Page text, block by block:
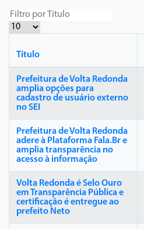
Título
Prefeitura de Volta Redonda
amplia opções para
cadastro de usuário externo
no SEI
Prefeitura de Volta Redonda
adere à Plataforma Fala.Br e
amplia transparência no
acesso à informação
Volta Redonda é Selo Ouro
em Transparência Pública e
certificação é entregue ao
prefeito Neto